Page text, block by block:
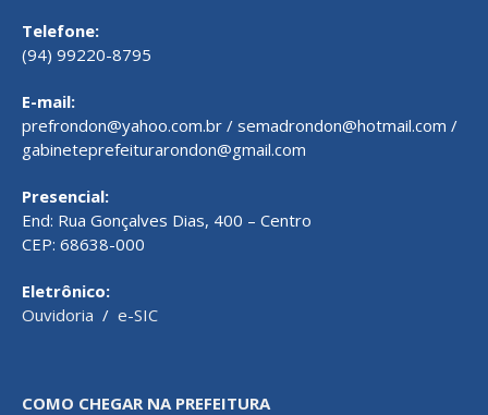
Telefone:
(94) 99220-8795
E-mail:
prefrondon@yahoo.com.br / semadrondon@hotmail.com /
gabineteprefeiturarondon@gmail.com
Presencial:
End: Rua Gonçalves Dias, 400 – Centro
CEP: 68638-000
Eletrônico:
Ouvidoria / e-SIC
COMO CHEGAR NA PREFEITURA